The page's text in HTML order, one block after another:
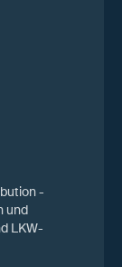
-
und
LKW-